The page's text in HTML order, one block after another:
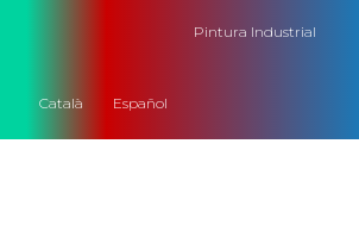
Pintura Industrial
Català Español